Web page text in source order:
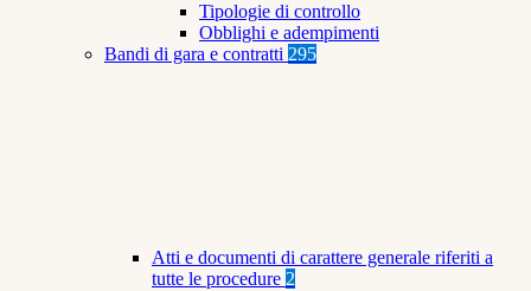
Tipologie di controllo
Obblighi e adempimenti
Bandi di gara e contratti 295
Atti e documenti di carattere generale riferiti a
tutte le procedure 2